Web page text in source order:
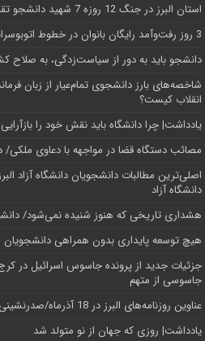
استان البرز در جنگ 12 روزه 7 شهید دانشجو تقدیم انقلاب کرد
3 روز رفت‌وآمد رایگان بانوان در خطوط اتوبوسرانی شهری کرج
دانشجو باید به دور از سیاست‌زدگی، به صلاح
شاخصه‌های بارز دانشجوی تمام‌عیار از زبان
انقلاب کیست؟
یادداشت| چرا دانشگاه باید نقش خود را
مصائب دستگاه قضا در مواجهه با دعاوی ملکی/
اصلی‌ترین مطالبات دانشجویان دانشگاه آزاد
دانشگاه آز‌اد
هشداری تاریخی که هنوز شنیده نمی‌شود/
هیچ توسعه پایداری بدون همراهی
جزئیات جدید از پرونده جاسوس اسرائیل در
جاسوسی از متهم
عناوین روزنامه‌های البرز در ‌18 آذرماه/صدرنشینی در ارائه خدمات زایمان بی‌درد
یادداشت| روزی که جهان از نو متولد شد